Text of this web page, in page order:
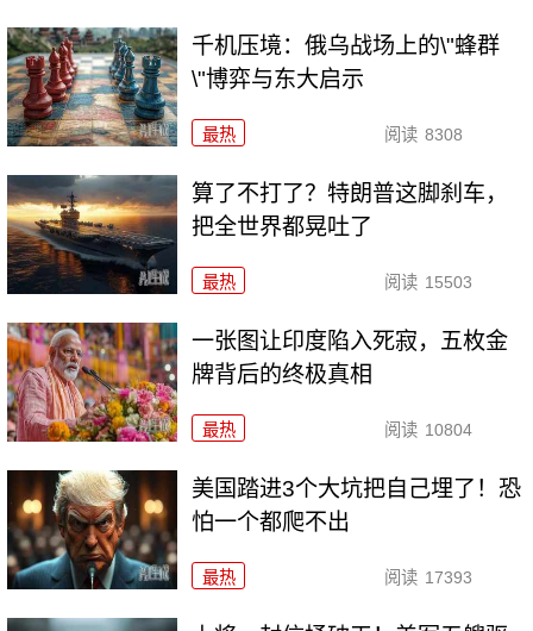
千机压境：俄乌战场上的\"蜂群
\"博弈与东大启示
最热 阅读 8308
算了不打了？特朗普这脚刹车，
把全世界都晃吐了
最热 阅读 15503
一张图让印度陷入死寂，五枚金
牌背后的终极真相
最热 阅读 10804
美国踏进3个大坑把自己埋了！恐
怕一个都爬不出
最热 阅读 17393